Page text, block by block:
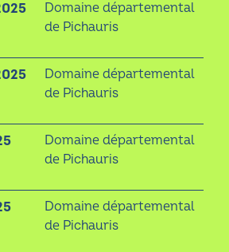
Domaine départemental
de Pichauris
Domaine départemental
de Pichauris
Domaine départemental
de Pichauris
Domaine départemental
de Pichauris